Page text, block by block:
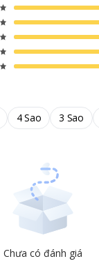
4 Sao 3 Sao
Chưa có đánh giá